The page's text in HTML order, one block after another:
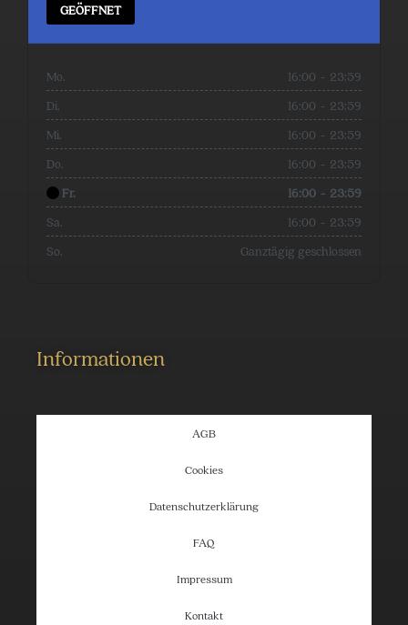
GEÖFFNET
Mo. 16:00 - 23:59
Di.
16:00 - 23:59
Mi.
16:00 - 23:59
Do.
16:00 - 23:59
Fr.
16:00 - 23:59
Sa.
16:00 - 23:59
So.
Ganztägig geschlossen
Informationen
AGB
Cookies
Datenschutzerklärung
FAQ
Impressum
Kontakt